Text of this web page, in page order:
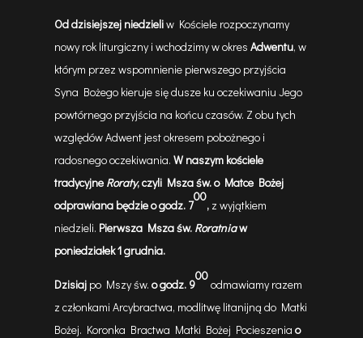
Od dzisiejszej niedzieliw Kościele rozpoczynamy
nowy rok liturgiczny i wchodzimy w okresAdwentu, w
którym przez wspomnienie pierwszego przyjścia
Syna Bożego kieruje się dusze ku oczekiwaniu Jego
powtórnego przyjścia na końcu czasów. Z obu tych
względów Adwent jest okresem pobożnego i
radosnego oczekiwania.W naszym kościele
tradycyjne Roraty, czyli Msza św. o Matce Bożej
odprawiana będzie o godz. 7
00
, z wyjątkiem
niedzieli. Pierwsza Msza św. Roratniaw
poniedziałek1 grudnia.
Dzisiaj po Mszy św.o godz. 9
00
odmawiamy razem
z członkami Arcybractwa, modlitwę litanijną do Matki
Bożej. Koronka Bractwa Matki Bożej Pocieszeniao